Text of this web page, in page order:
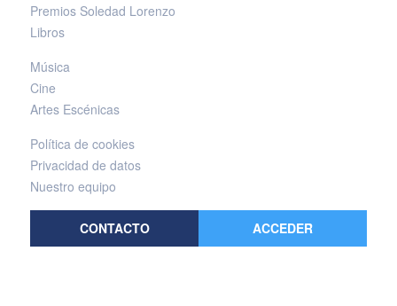
Premios Soledad Lorenzo
Libros
Música
Cine
Artes Escénicas
Política de cookies
Privacidad de datos
Nuestro equipo
CONTACTO ACCEDER